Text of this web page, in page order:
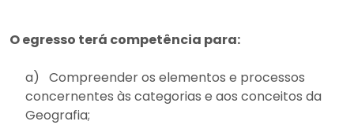
O egresso terá competência para:
a) Compreender os elementos e processos
concernentes às categorias e aos conceitos da
Geografia;